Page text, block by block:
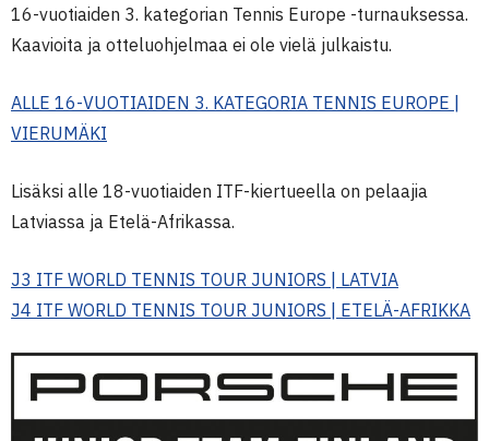
16-vuotiaiden 3. kategorian Tennis Europe -turnauksessa.
Kaavioita ja otteluohjelmaa ei ole vielä julkaistu.
ALLE 16-VUOTIAIDEN 3. KATEGORIA TENNIS EUROPE |
VIERUMÄKI
Lisäksi alle 18-vuotiaiden ITF-kiertueella on pelaajia
Latviassa ja Etelä-Afrikassa.
J3 ITF WORLD TENNIS TOUR JUNIORS | LATVIA
J4 ITF WORLD TENNIS TOUR JUNIORS | ETELÄ-AFRIKKA